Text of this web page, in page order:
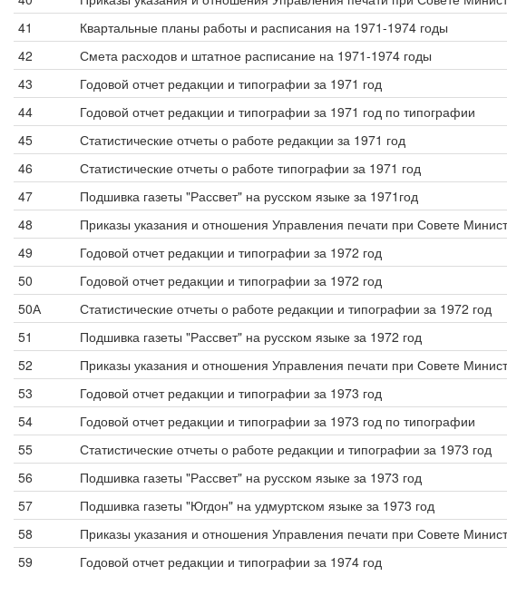
41
Квартальные планы работы и расписания на 1971-1974 годы
42
Смета расходов и штатное расписание на 1971-1974 годы
43
Годовой отчет редакции и типографии за 1971 год
44
Годовой отчет редакции и типографии за 1971 год по типографии
45
Статистические отчеты о работе редакции за 1971 год
46
Статистические отчеты о работе типографии за 1971 год
47
Подшивка газеты "Рассвет" на русском языке за 1971год
48
Приказы указания и отношения Управления печати при Совете
49
Годовой отчет редакции и типографии за 1972 год
50
Годовой отчет редакции и типографии за 1972 год
50А
Статистические отчеты о работе редакции и типографии за 1972 год
51
Подшивка газеты "Рассвет" на русском языке за 1972 год
52
Приказы указания и отношения Управления печати при Совете
53
Годовой отчет редакции и типографии за 1973 год
54
Годовой отчет редакции и типографии за 1973 год по типографии
55
Статистические отчеты о работе редакции и типографии за 1973 год
56
Подшивка газеты "Рассвет" на русском языке за 1973 год
57
Подшивка газеты "Югдон" на удмуртском языке за 1973 год
58
Приказы указания и отношения Управления печати при Совете
59
Годовой отчет редакции и типографии за 1974 год